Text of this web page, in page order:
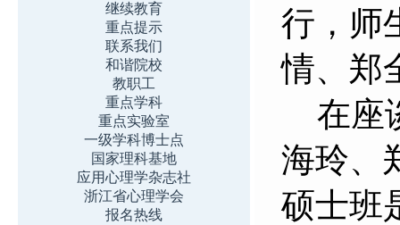
继续教育
重点提示
联系我们
和谐院校
教职工
重点学科
重点实验室
一级学科博士点
国家理科基地
应用心理学杂志社
浙江省心理学会
报名热线
行，师
情、郑
在座
海玲、
硕士班